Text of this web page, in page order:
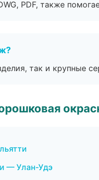
PDF, также
так и крупные
— Улан-Удэ